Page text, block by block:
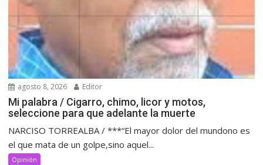
agosto 8, 2026 Editor
Mi palabra / Cigarro, chimo, licor y motos,
seleccione para que adelante la muerte
NARCISO TORREALBA / ***“El mayor dolor del mundono es
el que mata de un golpe,sino aquel...
Opinión